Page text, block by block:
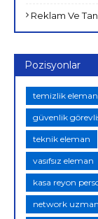
Reklam Ve
Pozisyonlar
temizlik
güvenlik
teknik eleman
vasıfsız eleman
kasa reyon
network